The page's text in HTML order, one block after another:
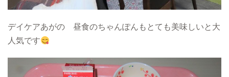
デイケアあがの 昼食のちゃんぽんもとても美味しいと大
人気です